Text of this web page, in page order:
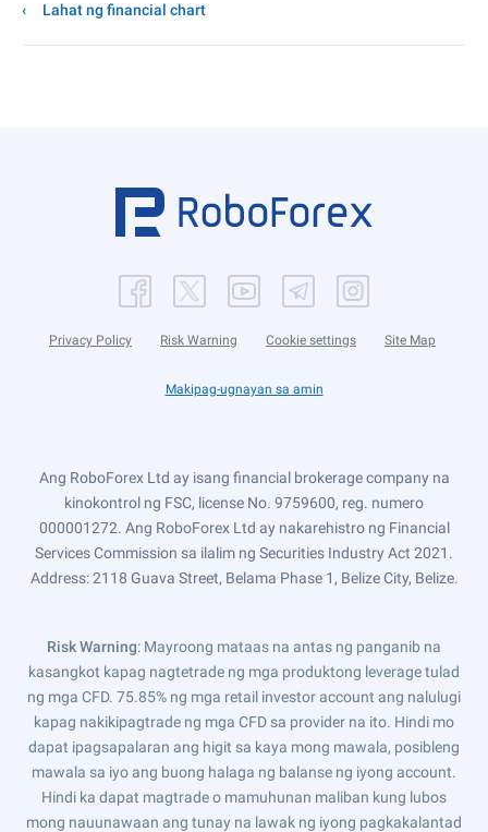
Lahat ng financial chart
Privacy Policy Risk Warning Cookie settings Site Map
Makipag-ugnayan sa amin
Ang RoboForex Ltd ay isang financial brokerage company na
kinokontrol ng FSC, license No. 9759600, reg. numero
000001272. Ang RoboForex Ltd ay nakarehistro ng Financial
Services Commission sa ilalim ng Securities Industry Act 2021.
Address: 2118 Guava Street, Belama Phase 1, Belize City, Belize.
Risk Warning: Mayroong mataas na antas ng panganib na
kasangkot kapag nagtetrade ng mga produktong leverage tulad
ng mga CFD. 75.85% ng mga retail investor account ang nalulugi
kapag nakikipagtrade ng mga CFD sa provider na ito. Hindi mo
dapat ipagsapalaran ang higit sa kaya mong mawala, posibleng
mawala sa iyo ang buong halaga ng balanse ng iyong account.
Hindi ka dapat magtrade o mamuhunan maliban kung lubos
mong nauunawaan ang tunay na lawak ng iyong pagkakalantad